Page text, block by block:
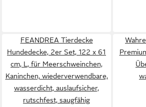
FEANDREA Tierdecke
Hundedecke, 2er Set, 122 x 61
cm, L, für Meerschweinchen,
Kaninchen, wiederverwendbare,
wasserdicht, auslaufsicher,
rutschfest, saugfähig